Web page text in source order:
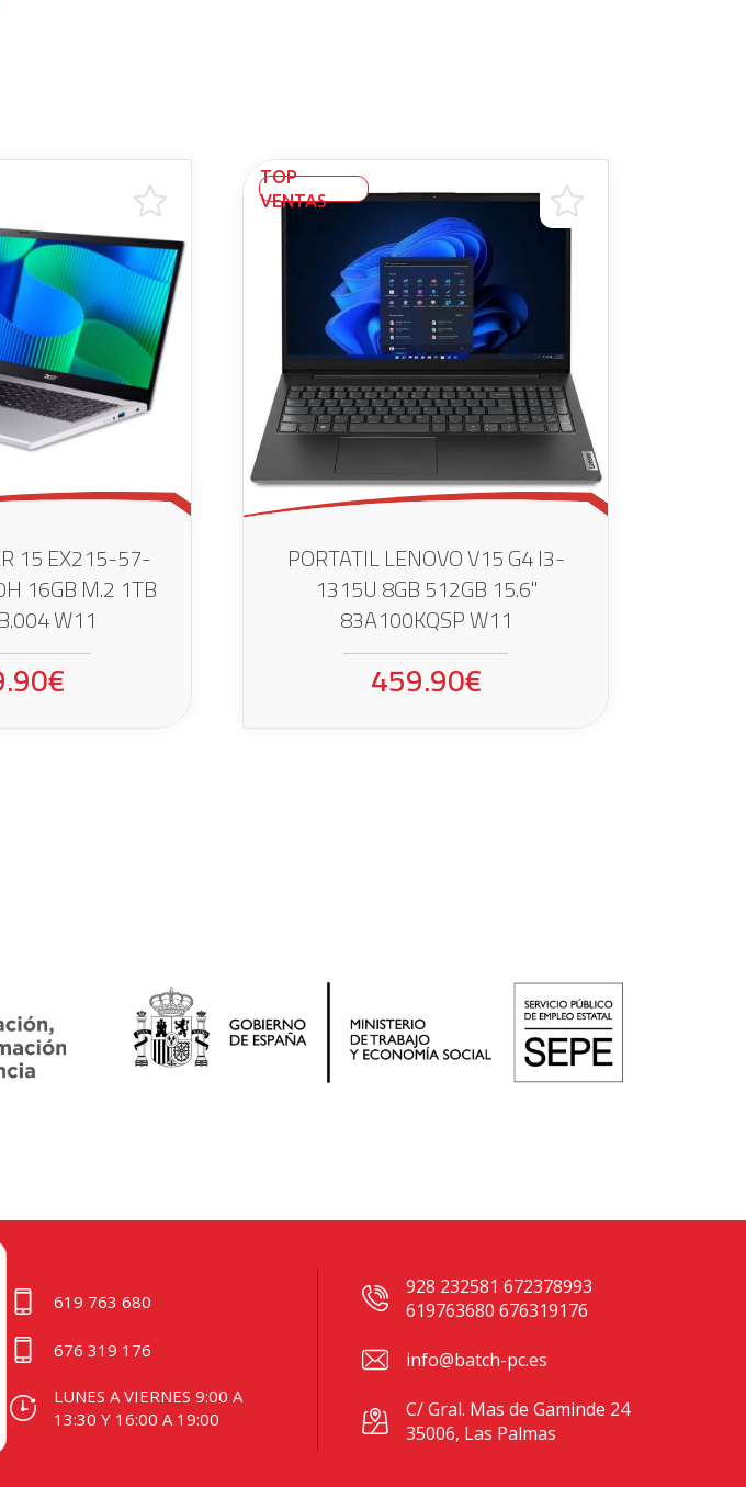
15 EX215-57-
W11
TOP
VENTAS
PORTATIL LENOVO V15 G4 I3-
1315U 8GB 512GB 15.6"
83A100KQSP W11
459.90€
619 763 680
676 319 176
LUNES A VIERNES 9:00 A
13:30 Y 16:00 A 19:00
928 232581 672378993
619763680 676319176
info@batch-pc.es
C/ Gral. Mas de Gaminde 24
35006, Las Palmas